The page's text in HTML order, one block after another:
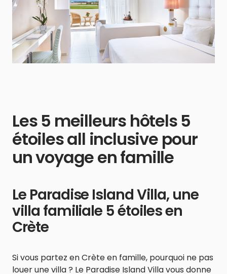
Les 5 meilleurs hôtels 5
étoiles all inclusive pour
un voyage en famille
Le Paradise Island Villa, une
villa familiale 5 étoiles en
Crète
Si vous partez en Crète en famille, pourquoi ne pas
louer une villa ? Le Paradise Island Villa vous donne